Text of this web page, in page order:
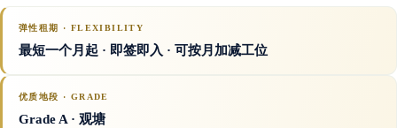
弹性租期 · FLEXIBILITY
最短一个月起 · 即签即入 · 可按月加减工位
优质地段 · GRADE
Grade A· 观塘